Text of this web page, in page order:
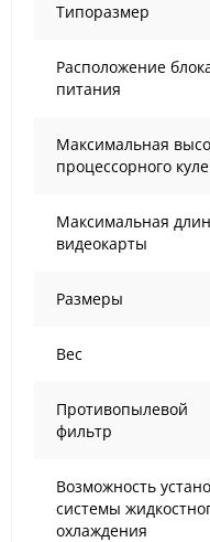
Типоразмер
Расположение
питания
Максимальная
процессорного
Максимальная
видеокарты
Размеры
Вес
Противопылевой
фильтр
Возможность
системы
охлаждения